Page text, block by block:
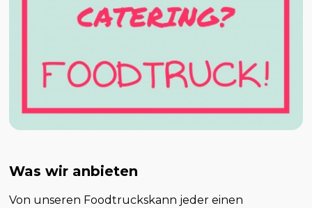
Was wir anbieten
Von unseren Foodtruckskann jeder einen